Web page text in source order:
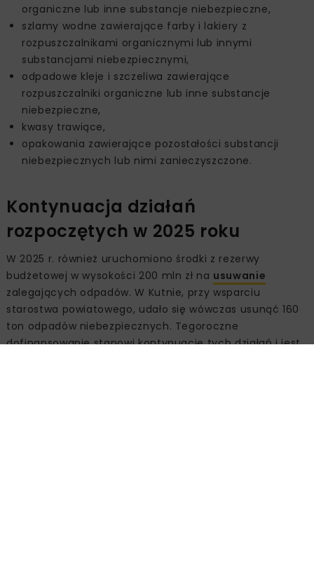
organiczne lub inne substancje niebezpieczne,
szlamy wodne zawierające farby i lakiery z
rozpuszczalnikami organicznymi lub innymi
substancjami niebezpiecznymi,
odpadowe kleje i szczeliwa zawierające
rozpuszczalniki organiczne lub inne substancje
niebezpieczne,
kwasy trawiące,
opakowania zawierające pozostałości substancji
niebezpiecznych lub nimi zanieczyszczone.
Kontynuacja działań
rozpoczętych w 2025 roku
W 2025 r. również uruchomiono środki z rezerwy
budżetowej w wysokości 200 mln zł na usuwanie
zalegających odpadów. W Kutnie, przy wsparciu
starostwa powiatowego, udało się wówczas usunąć 160
ton odpadów niebezpiecznych. Tegoroczne
dofinansowanie stanowi kontynuację tych działań i jest